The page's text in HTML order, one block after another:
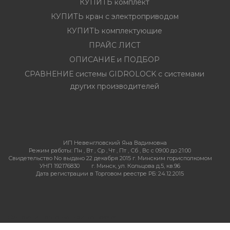
КУПИТЬ комплект
КУПИТЬ кран с электроприводом
КУПИТЬ комплектующие
ПРАЙС ЛИСТ
ОПИСАНИЕ и ПОДБОР
СРАВНЕНИЕ системы GIDROLOCK с системами
других производителей
ИП Невенгловский Яна Вадимовна
Режим работы: Пн , Вт , Ср , Чт , Пт , Сб , Вс c 09:00 до 21:00
Свидетельство No выдано 22 декабря 2015 г. Минским горисполкомом
УНП 192176830
г. Минск, ул. Кольцова д.5, кв.96
Дата регистрации в Торговом реестре РБ: 24.12.2015